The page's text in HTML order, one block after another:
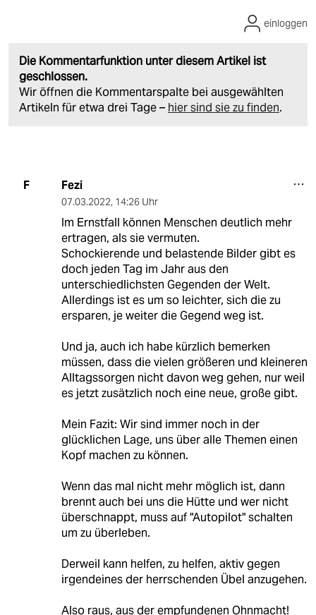
Die Kommentarfunktion unter diesem Artikel ist
geschlossen.
Wir öffnen die Kommentarspalte bei ausgewählten
Artikeln für etwa drei Tage – hier sind sie zu finden.
einloggen
F Fezi
07.03.2022, 14:26 Uhr
Im Ernstfall können Menschen deutlich mehr
ertragen, als sie vermuten.
Schockierende und belastende Bilder gibt es
doch jeden Tag im Jahr aus den
unterschiedlichsten Gegenden der Welt.
Allerdings ist es um so leichter, sich die zu
ersparen, je weiter die Gegend weg ist.
Und ja, auch ich habe kürzlich bemerken
müssen, dass die vielen größeren und kleineren
Alltagssorgen nicht davon weg gehen, nur weil
es jetzt zusätzlich noch eine neue, große gibt.
Mein Fazit: Wir sind immer noch in der
glücklichen Lage, uns über alle Themen einen
Kopf machen zu können.
Wenn das mal nicht mehr möglich ist, dann
brennt auch bei uns die Hütte und wer nicht
überschnappt, muss auf "Autopilot" schalten
um zu überleben.
Derweil kann helfen, zu helfen, aktiv gegen
irgendeines der herrschenden Übel anzugehen.
Also raus, aus der empfundenen Ohnmacht!